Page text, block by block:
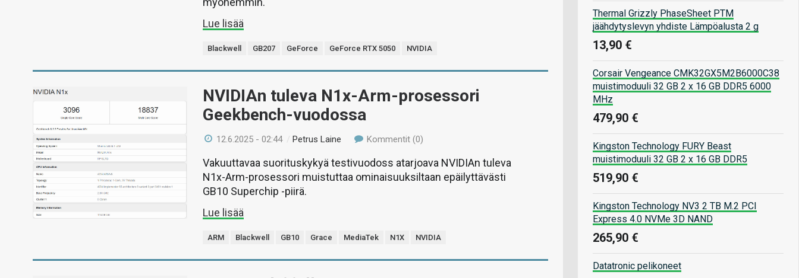
Lue lisää
Blackwell GB207 GeForce GeForce RTX 5050 NVIDIA
NVIDIAn tuleva N1x-Arm-prosessori
Geekbench-vuodossa
12.6.2025 - 02:44 /Petrus Laine Kommentit (0)
Vakuuttavaa suorituskykyä testivuodoss atarjoava NVIDIAn tuleva
N1x-Arm-prosessori muistuttaa ominaisuuksiltaan epäilyttävästi
GB10 Superchip -piirä.
Lue lisää
ARM Blackwell GB10 Grace MediaTek N1X NVIDIA
Thermal Grizzly PhaseSheet PTM
jäähdytyslevyn yhdiste Lämpöalusta 2 g
13,90 €
Corsair Vengeance CMK32GX5M2B6000C38
muistimoduuli 32 GB 2 x 16 GB DDR5 6000
MHz
479,90 €
Kingston Technology FURY Beast
muistimoduuli 32 GB 2 x 16 GB DDR5
519,90 €
Kingston Technology NV3 2 TB M.2 PCI
Express 4.0 NVMe 3D NAND
265,90 €
Datatronic pelikoneet